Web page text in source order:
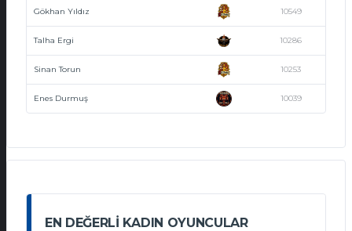
Gökhan Yıldız 10549
Talha Ergi 10286
Sinan Torun 10253
Enes Durmuş 10039
EN DEĞERLI KADIN OYUNCULAR